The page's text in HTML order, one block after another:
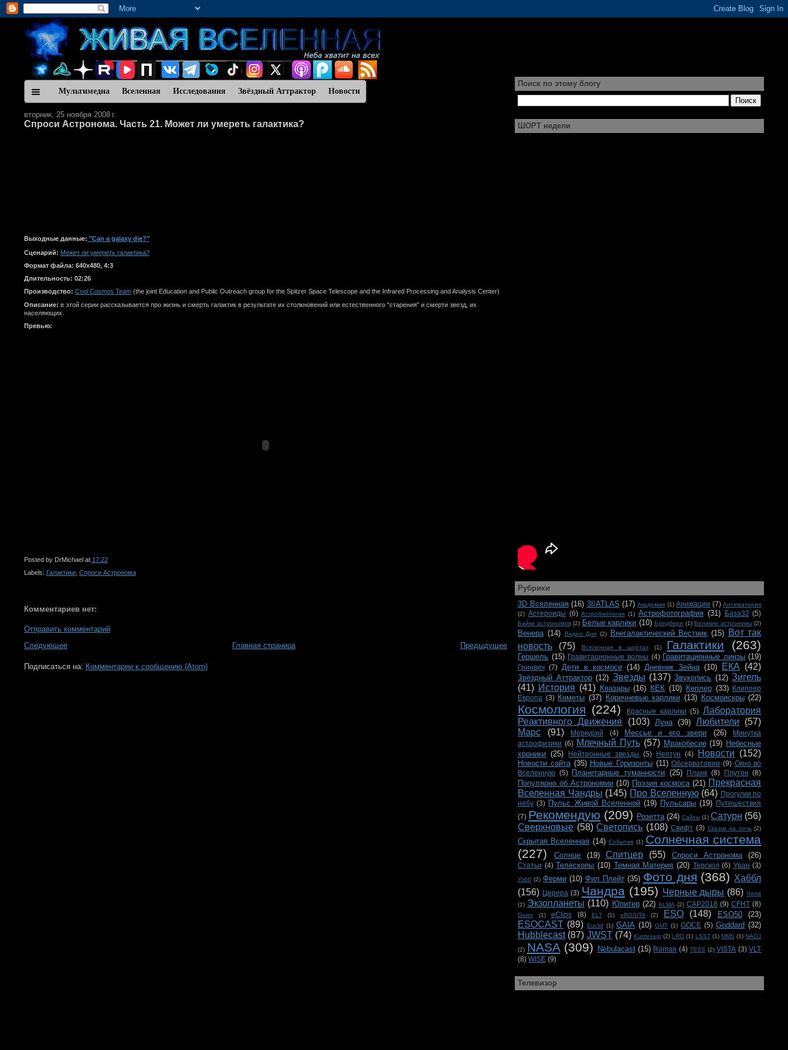
Мультимедиа Вселенная Исследования Звёздный Аттрактор Новости
вторник, 25 ноября 2008 г.
Спроси Астронома. Часть 21. Может ли умереть галактика?
Выходные данные: "Can a galaxy die?"
Сценарий: Может ли умереть галактика?
Формат файла: 640x480, 4:3
Длительность: 02:26
Производство: Cool Cosmos Team(the joint Education and Public Outreach group for the Spitzer Space Telescope and the Infrared Processing and Analysis Center)
Описание: в этой серии рассказывается про жизнь и смерть галактик в результате их столкновений или естественного "старения" и смерти звезд, их
населяющих.
Превью:
Posted by DrMichael at 17:22
Labels: Галактики, Спроси Астронома
Комментариев нет:
Отправить комментарий
Следующее
Предыдущее
Главная страница
Подписаться на: Комментарии к сообщению (Atom)
Поиск по этому блогу
ШОРТ недели
Рубрики
3D Вселенная (16) 3I/ATLAS (17) Академия (1) Анимации (7) Антиматерия
(2) Астероиды (6) Астробиология (1) Астрофотография (31) База32 (5)
Байки астрономов (2) Белые карлики (10) Бредбери (1) Великие астрономы (2)
Венера (14) Видео Дня (2) Внегалактический Вестник (15)
Вот так
новость
(75) Вселенная в шортах (1) Галактики (263)
Гершель (15) Гравитационные волны (4) Гравитационные линзы (19)
Гринвич (7) Дети в космосе (14) Дневник Зейна (10) ЕКА (42)
Звёздный Аттрактор (12) Звезды (137) Звукопись (12) Зигель
(41) История (41) Квазары (16) КЕК (10) Кеплер (33) Клиппер
Европа (3) Кометы (37) Коричневые карлики (13) Космоискры (22)
Космология (224) Красные карлики (5) Лаборатория
Реактивного Движения
(103) Луна (39) Любители
(57)
Марс
(91) Меркурий (4) Мессье и его звери (26)
Минутка
астрофизики (6) Млечный Путь (57) Мракобесие (19) Небесные
хроники (25) Нейтронные звезды (5) Нептун (4) Новости (152)
Новости сайта (35) Новые Горизонты (11) Обсерватории (9) Окно во
Вселенную (5) Планетарные туманности (25) Планк (8) Плутон (8)
Популярно об Астрономии (10) Поэзия космоса (21) Прекрасная
Вселенная Чандры (145) Про Вселенную (64) Прогулки по
небу (3) Пульс Живой Вселенной (19) Пульсары (19) Путешествия
(7) Рекомендую (209) Розетта (24) Сайты (1) Сатурн (56)
Сверхновые (58) Светопись (108) Свифт (3) Сказки на ночь (2)
Скрытая Вселенная (14) События (1) Солнечная система
(227)
Солнце (19) Спитцер (55) Спроси Астронома (26)
Статьи (4) Телескопы (10) Темная Материя (20) Терскол (6) Уран (3)
Уэбб (2) Ферми (10) Фил Плейт (35) Фото дня (368) Хаббл
(156) Церера (3) Чандра (195) Черные дыры (86) Чили
(1) Экзопланеты (110) Юпитер (22) ALMA (2) CAP2018 (9) CFHT (8)
Dawn (1) eClips (8) ELT (1) eROSITA (2) ESO (148) ESO50 (23)
ESOCAST (89) Euclid (1) GAIA (10) GMT (1) GOCE (5) Goddard (32)
Hubblecast (87) JWST (74) Kurzesagt (2) LRO (1) LSST (1) MMS (1) NAOJ
(2) NASA (309) Nebulacast (15) Roman (4) TESS (2) VISTA (3) VLT
(8) WISE (9)
Телевизор